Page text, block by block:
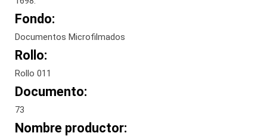
Fondo:
Documentos Microfilmados
Rollo:
Rollo 011
Documento:
73
Nombre productor: